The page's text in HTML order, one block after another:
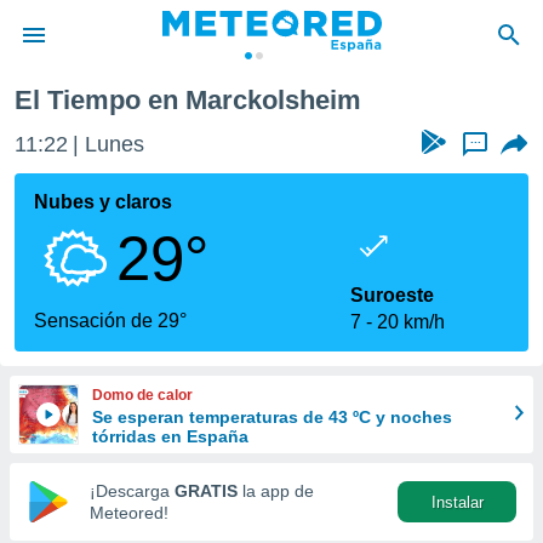
de
por
que se
calidad.
a este
las
y
forma
digital
basada
El Tiempo en Marckolsheim
11:22 Lunes ...
Nubes y claros
29°
Sensación de 29°
Suroeste
7
20 km/h
Domo de calor
Se esperan temperaturas de 43 ºC y noches
tórridas en España
¡Descarga GRATIS la app de
Meteored!
Instalar